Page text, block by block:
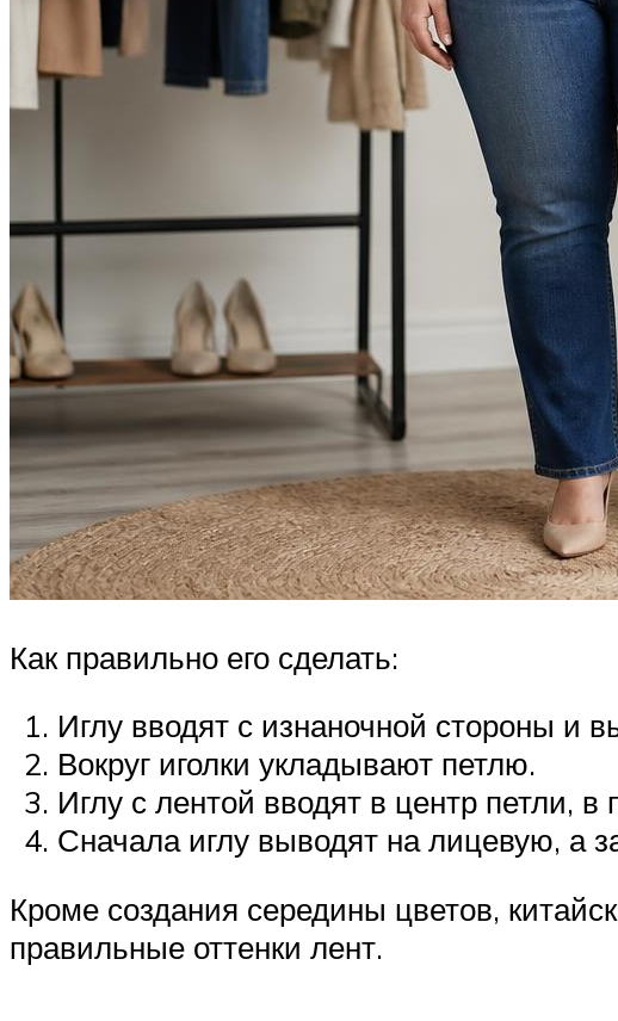
Как правильно его сделать:
Иглу вводят с изнаночной стороны и
Вокруг иголки укладывают петлю.
Иглу с лентой вводят в центр петли,
Сначала иглу выводят на лицевую, а
Кроме создания середины цветов,
правильные оттенки лент.